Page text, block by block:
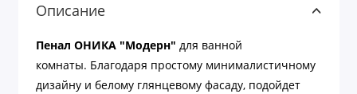
Описание
Пенал ОНИКА "Модерн" для ванной
комнаты. Благодаря простому минималистичному
дизайну и белому глянцевому фасаду, подойдет